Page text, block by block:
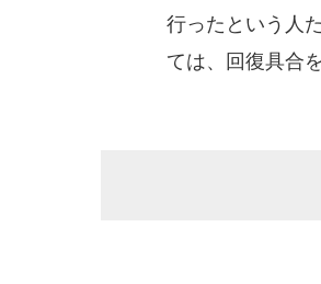
行ったという人
ては、回復具合